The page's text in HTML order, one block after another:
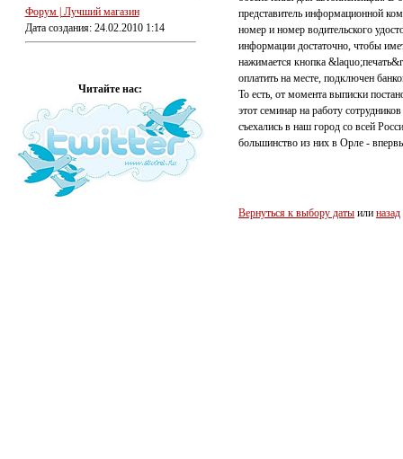
Форум | Лучший магазин
Дата создания: 24.02.2010 1:14
Читайте нас:
представитель информационной
номер и номер водительского
информации достаточно, чтобы
нажимается кнопка
оплатить на месте, подключен
То есть, от момента выписки
этот семинар на работу
съехались в наш город со всей
большинство из них в Орле -
Вернуться к выбору даты или назад